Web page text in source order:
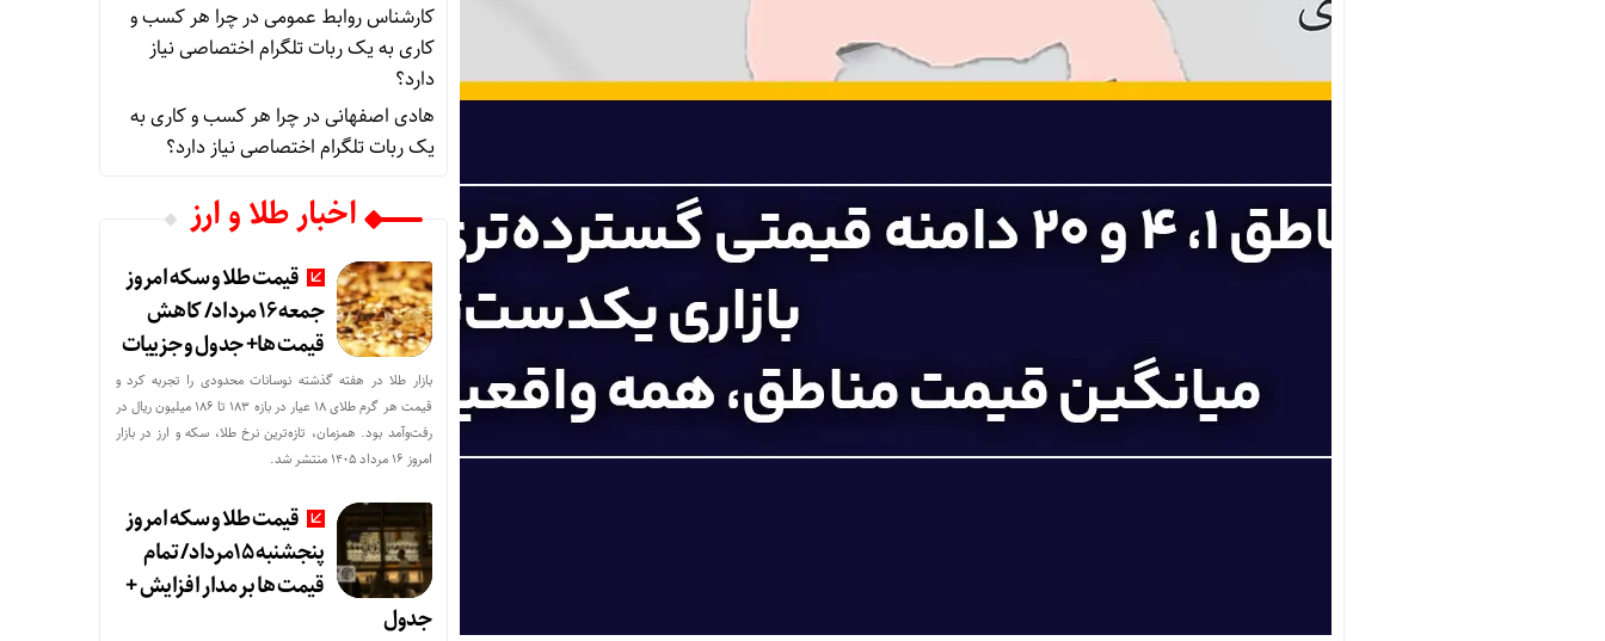
کارشناس روابط عمومیدرچرا هر کسب‌ و
کاری به یک ربات تلگرام اختصاصی نیاز
دارد؟
هادی اصفهانیدرچرا هر کسب‌ و کاری به
یک ربات تلگرام اختصاصی نیاز دارد؟
اخبار طلا و ارز
قیمت طلا و سکه امروز
جمعه ۱۶ مرداد/ کاهش
قیمت ها+ جدول و جزییات
بازار طلا در هفته گذشته نوسانات محدودی را تجربه کرد و
قیمت هر گرم طلای ۱۸ عیار در بازه ۱۸۳ تا ۱۸۶ میلیون ریال در
رفت‌وآمد بود. همزمان، تازه‌ترین نرخ طلا، سکه و ارز در بازار
امروز ۱۶ مرداد ۱۴۰۵ منتشر شد.
قیمت طلا و سکه امروز
پنجشنبه 15مرداد/ تمام
قیمت ها بر مدار افزایش +
جدول